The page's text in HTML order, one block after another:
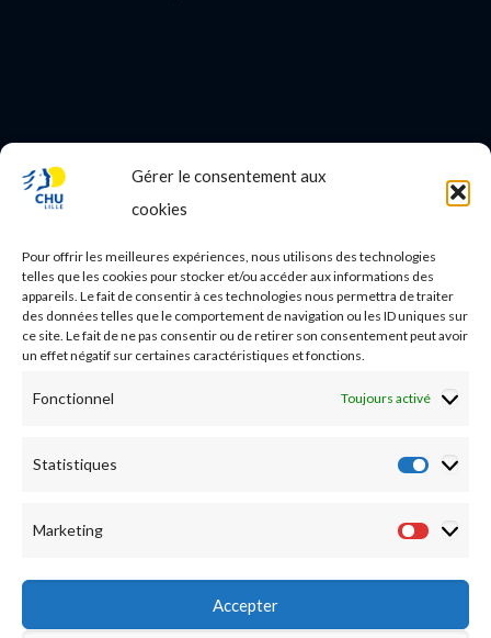
Gérer le consentement aux
cookies
Pour offrir les meilleures expériences, nous utilisons des technologies
telles que les cookies pour stocker et/ou accéder aux informations des
appareils. Le fait de consentir à ces technologies nous permettra de traiter
des données telles que le comportement de navigation ou les ID uniques sur
ce site. Le fait de ne pas consentir ou de retirer son consentement peut avoir
un effet négatif sur certaines caractéristiques et fonctions.
Fonctionnel Toujours activé
Statistiques
Marketing
Accepter
PROFESSIONNEL DE SANTE
Nos essais cliniques
Ecoles paramédicales